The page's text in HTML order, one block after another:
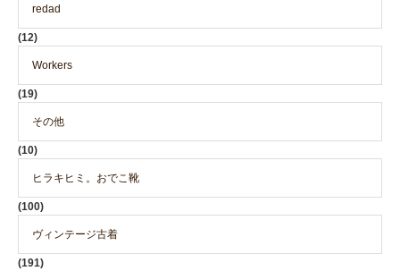
redad
(12)
Workers
(19)
その他
(10)
ヒラキヒミ。おでこ靴
(100)
ヴィンテージ古着
(191)